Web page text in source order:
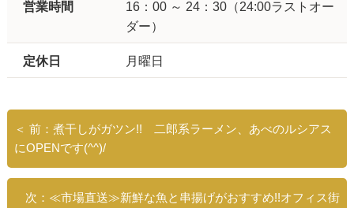
営業時間
16：00 ～ 24：30（24:00ラストオー
ダー）
定休日 月曜日
＜ 前：煮干しがガツン!! 二郎系ラーメン、あべのルシアス
にOPENです(^^)/
次：≪市場直送≫新鮮な魚と串揚げがおすすめ!!オフィス街